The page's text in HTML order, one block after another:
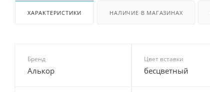
ХАРАКТЕРИСТИКИ НАЛИЧИЕ В МАГАЗИНАХ
Бренд
Алькор
Цвет вставки
бесцветный